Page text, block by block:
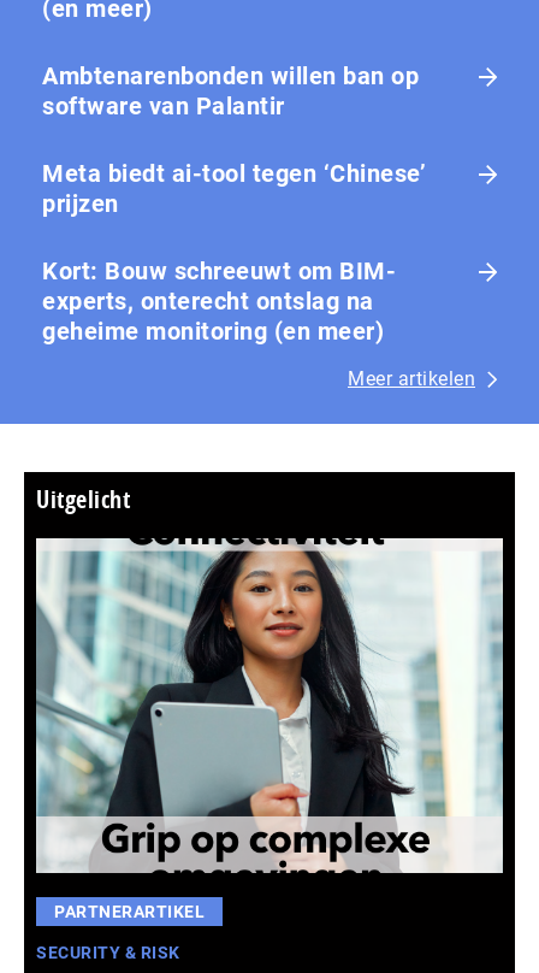
(en meer)
Ambtenarenbonden willen ban op
software van Palantir
Meta biedt ai-tool tegen ‘Chinese’
prijzen
Kort: Bouw schreeuwt om BIM-
experts, onterecht ontslag na
geheime monitoring (en meer)
Meer artikelen
Uitgelicht
PARTNERARTIKEL
SECURITY & RISK